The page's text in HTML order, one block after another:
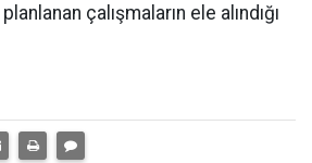
çalışmaların ele alındığı